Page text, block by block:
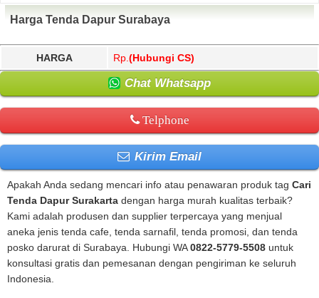
Harga Tenda Dapur Surabaya
HARGA Rp. (Hubungi CS)
Chat Whatsapp
Telphone
Kirim Email
Apakah Anda sedang mencari info atau penawaran produk tag Cari
Tenda Dapur Surakarta dengan harga murah kualitas terbaik?
Kami adalah produsen dan supplier terpercaya yang menjual
aneka jenis tenda cafe, tenda sarnafil, tenda promosi, dan tenda
posko darurat di Surabaya. Hubungi WA0822-5779-5508 untuk
konsultasi gratis dan pemesanan dengan pengiriman ke seluruh
Indonesia.